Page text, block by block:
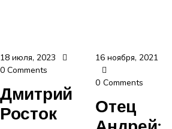
18 июля, 2023
0 Comments
Дмитрий
Росток
16 ноября, 2021
0 Comments
Отец